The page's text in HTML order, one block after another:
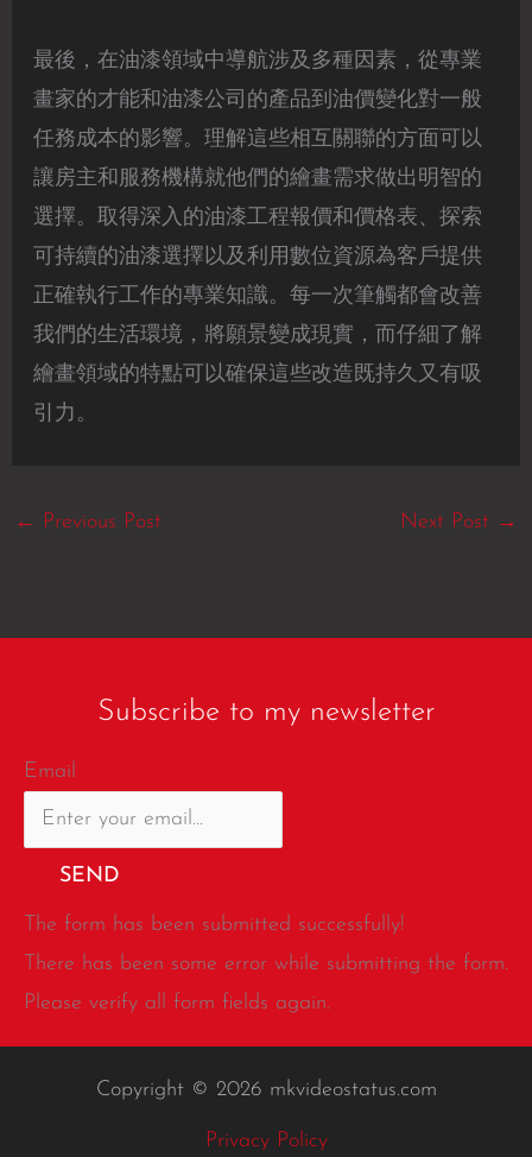
最後，在油漆領域中導航涉及多種因素，從專業
畫家的才能和油漆公司的產品到油價變化對一般
任務成本的影響。理解這些相互關聯的方面可以
讓房主和服務機構就他們的繪畫需求做出明智的
選擇。取得深入的油漆工程報價和價格表、探索
可持續的油漆選擇以及利用數位資源為客戶提供
正確執行工作的專業知識。每一次筆觸都會改善
我們的生活環境，將願景變成現實，而仔細了解
繪畫領域的特點可以確保這些改造既持久又有吸
引力。
← Previous Post Next Post →
Subscribe to my newsletter
Email
SEND
The form has been submitted successfully!
There has been some error while submitting the form.
Please verify all form fields again.
Copyright © 2026 mkvideostatus.com
Privacy Policy